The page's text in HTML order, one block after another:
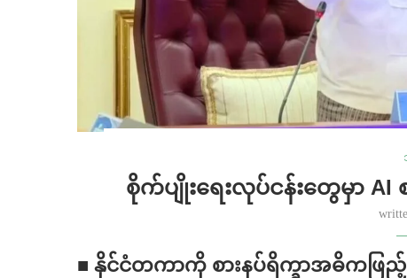
စိုက်ပျိုးရေးလုပ်ငန်းတွေမှာ AI
■ နိုင်ငံတကာကို စားနပ်ရိက္ခာအဓိကဖ